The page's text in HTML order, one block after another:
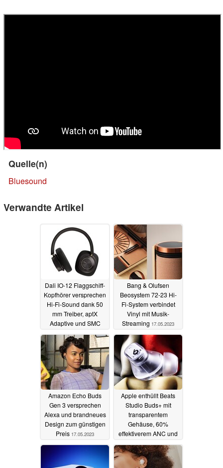
Quelle(n)
Bluesound
Verwandte Artikel
Dali IO-12 Flaggschiff-
Kopfhörer versprechen
Hi-Fi-Sound dank 50
mm Treiber, aptX
Adaptive und SMC
18.05.2023
Bang & Olufsen
Beosystem 72-23 Hi-
Fi-System verbindet
Vinyl mit Musik-
Streaming 17.05.2023
Amazon Echo Buds
Gen 3 versprechen
Alexa und brandneues
Design zum günstigen
Preis 17.05.2023
Apple enthüllt Beats
Studio Buds+ mit
transparentem
Gehäuse, 60%
effektiverem ANC und
17.05.2023